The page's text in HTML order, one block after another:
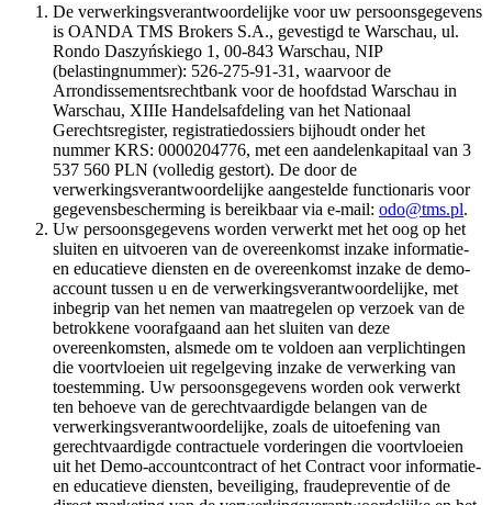
De verwerkingsverantwoordelijke voor uw persoonsgegevens
is OANDA TMS Brokers S.A., gevestigd te Warschau, ul.
Rondo Daszyńskiego 1, 00-843 Warschau, NIP
(belastingnummer): 526-275-91-31, waarvoor de
Arrondissementsrechtbank voor de hoofdstad Warschau in
Warschau, XIIIe Handelsafdeling van het Nationaal
Gerechtsregister, registratiedossiers bijhoudt onder het
nummer KRS: 0000204776, met een aandelenkapitaal van 3
537 560 PLN (volledig gestort). De door de
verwerkingsverantwoordelijke aangestelde functionaris voor
gegevensbescherming is bereikbaar via e-mail: odo@tms.pl.
Uw persoonsgegevens worden verwerkt met het oog op het
sluiten en uitvoeren van de overeenkomst inzake informatie-
en educatieve diensten en de overeenkomst inzake de demo-
account tussen u en de verwerkingsverantwoordelijke, met
inbegrip van het nemen van maatregelen op verzoek van de
betrokkene voorafgaand aan het sluiten van deze
overeenkomsten, alsmede om te voldoen aan verplichtingen
die voortvloeien uit regelgeving inzake de verwerking van
toestemming. Uw persoonsgegevens worden ook verwerkt
ten behoeve van de gerechtvaardigde belangen van de
verwerkingsverantwoordelijke, zoals de uitoefening van
gerechtvaardigde contractuele vorderingen die voortvloeien
uit het Demo-accountcontract of het Contract voor informatie-
en educatieve diensten, beveiliging, fraudepreventie of de